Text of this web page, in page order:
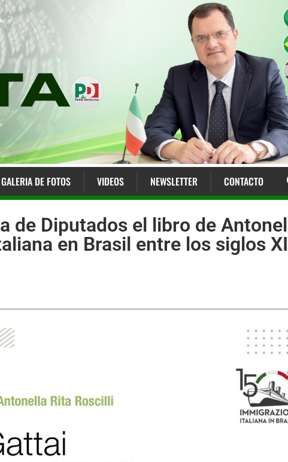
GALERIA DE FOTOS VIDEOS NEWSLETTER CONTACTO
de Diputados el libro de
en Brasil entre los siglos